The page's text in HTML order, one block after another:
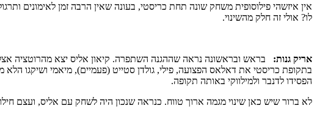
אין איזשהי פילוסופית משחק שונה תחת כריסטי, בעונה שאין הרבה זמן לאימונים
לו? אולי זה חלק מהשינוי.
אריק גנות: בראש ובראשונה נראה שההגנה השתפרה. קיאון אליס יצא מהרוטציה
בתקופת כריסטי את דאלאס הפצועה, פילי, גולדן סטייט (פעמיים), מיאמי ושיקגו הלא
הפסידו לדנבר ולמילווקי באותה תקופה.
לא ברור שיש כאן שינוי מגמה ארוך טווח. כנראה שנכון היה לשחק עם אליס, ועצם